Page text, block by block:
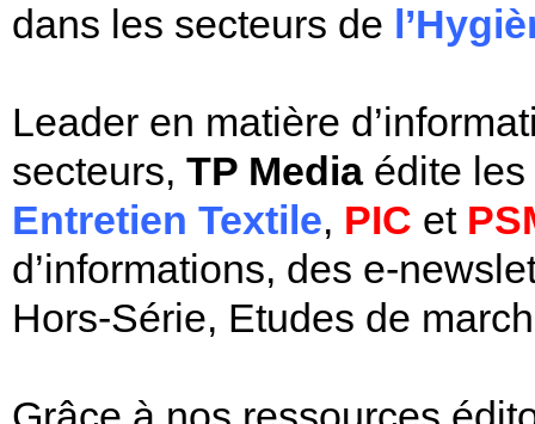
dans les secteurs de
Leader en matière
secteurs, TP Mediaédite
Entretien Textile, PIC et
d’informations, des e-
Hors-Série, Etudes de